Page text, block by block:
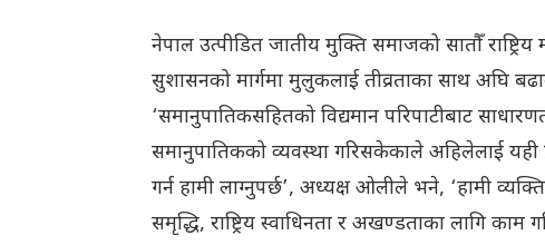
नेपाल उत्पीडित जातीय मुक्ति समाजको सातौँ
सुशासनको मार्गमा मुलुकलाई तीव्रताका साथ अघि
‘समानुपातिकसहितको विद्यमान परिपाटीबाट
समानुपातिकको व्यवस्था गरिसकेकाले अहिलेलाई यही
गर्न हामी लाग्नुपर्छ’, अध्यक्ष ओलीले भने, ‘हामी
समृद्धि, राष्ट्रिय स्वाधिनता र अखण्डताका लागि